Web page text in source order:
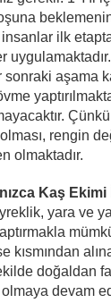
ilk
aşama
rengin
olmaktadır.
Kaş
yara ve
kısmından
doğaldan
olmaya devam